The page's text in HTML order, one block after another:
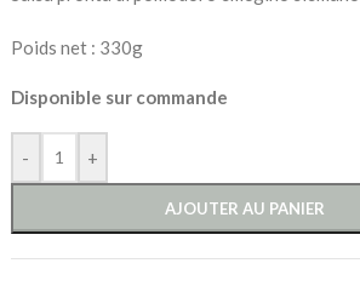
Poids net : 330g
Disponible sur commande
- +
AJOUTER AU PANIER